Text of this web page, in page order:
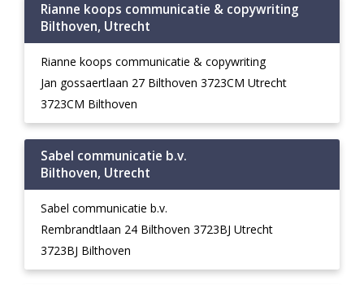
Rianne koops communicatie & copywriting
Bilthoven, Utrecht
Rianne koops communicatie & copywriting
Jan gossaertlaan 27 Bilthoven 3723CM Utrecht
3723CM Bilthoven
Sabel communicatie b.v.
Bilthoven, Utrecht
Sabel communicatie b.v.
Rembrandtlaan 24 Bilthoven 3723BJ Utrecht
3723BJ Bilthoven